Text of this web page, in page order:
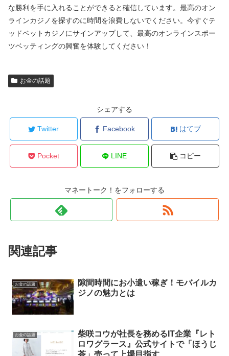
な勝利を手に入れることができると確信しています。最高のオン
ラインカジノを探すのに時間を浪費しないでください。今すぐテ
ッドベットカジノにサインアップして、最高のオンラインスポー
ツベッティングの興奮を体験してください！
お金の話題
シェアする
Twitter Facebook はてブ
Pocket LINE コピー
マネートーク！をフォローする
関連記事
お金の話題
隙間時間にお小遣い稼ぎ！モバイルカ
ジノの魅力とは
お金の話題
柴咲コウが社長を務めるIT企業『レト
ロワグラース』公式サイトで「ほうじ
茶」売って上場目指す